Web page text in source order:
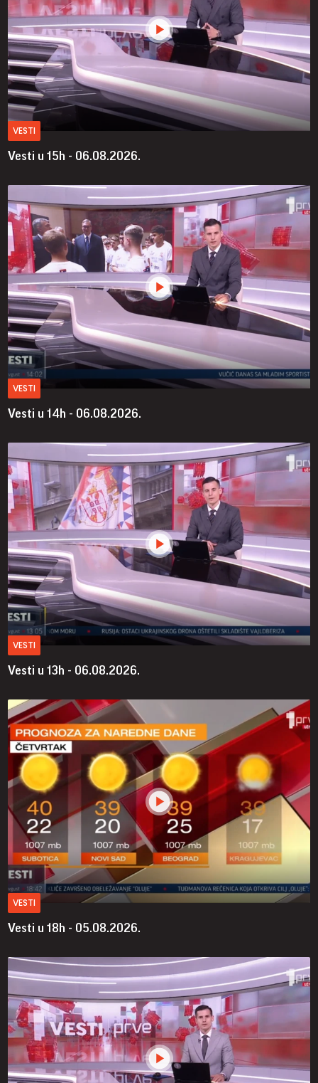
VESTI
Vesti u 15h - 06.08.2026.
VESTI
Vesti u 14h - 06.08.2026.
VESTI
Vesti u 13h - 06.08.2026.
VESTI
Vesti u 18h - 05.08.2026.